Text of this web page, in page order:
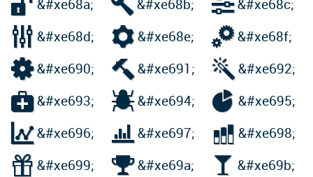
&#xe68a; &#xe68b; &#xe68c;
 &#xe68d; &#xe68e; &#xe68f;
&#xe690;  &#xe691;  &#xe692;
&#xe693; &#xe694;  &#xe695;
&#xe696;  &#xe697;  &#xe698;
 &#xe699; &#xe69a;  &#xe69b;